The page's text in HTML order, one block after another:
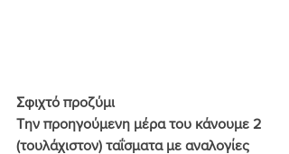
Σφιχτό προζύμι
Την προηγούμενη μέρα του κάνουμε 2
(τουλάχιστον) ταΐσματα με αναλογίες